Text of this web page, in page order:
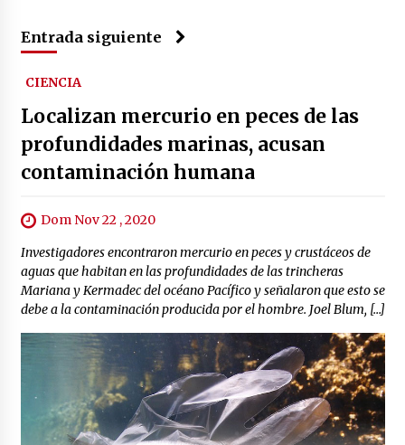
Entrada siguiente
CIENCIA
Localizan mercurio en peces de las
profundidades marinas, acusan
contaminación humana
Dom Nov 22 , 2020
Investigadores encontraron mercurio en peces y crustáceos de
aguas que habitan en las profundidades de las trincheras
Mariana y Kermadec del océano Pacífico y señalaron que esto se
debe a la contaminación producida por el hombre. Joel Blum, […]